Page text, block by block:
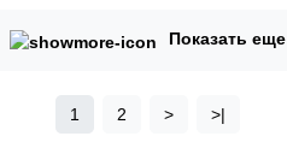
Показать еще
1 2 > >|